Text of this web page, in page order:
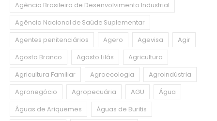
Agência Brasileira de Desenvolvimento Industrial
Agência Nacional de Saúde Suplementar
Agentes penitenciários
Agero Agevisa
Agir
Agosto Branco
Agosto Lilás
Agricultura
Agricultura Familiar
Agroecologia
Agroindústria
Agronegócio
Agropecuária AGU
Água
Águas de Ariquemes
Águas de Buritis